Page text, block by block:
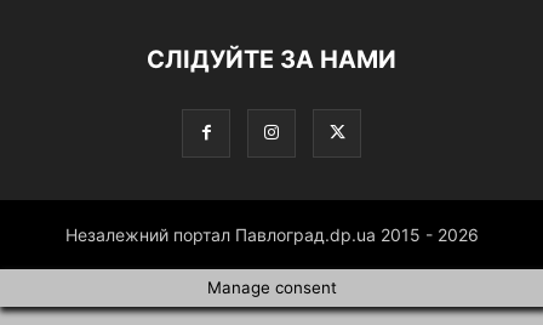
СЛІДУЙТЕ ЗА НАМИ
Незалежний портал Павлоград.dp.ua 2015 - 2026
Manage consent